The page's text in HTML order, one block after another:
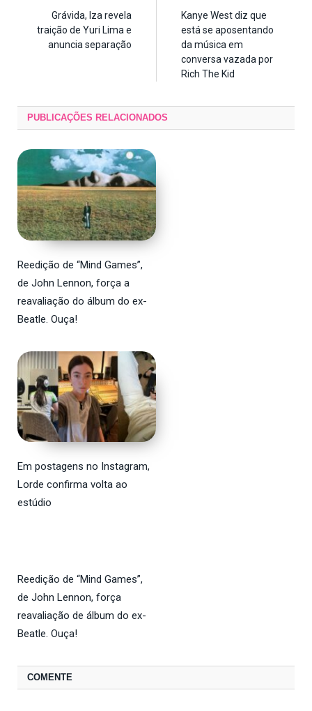
Grávida, Iza revela
traição de Yuri Lima e
anuncia separação
Kanye West diz que
está se aposentando
da música em
conversa vazada por
Rich The Kid
PUBLICAÇÕES RELACIONADOS
Reedição de “Mind Games”,
de John Lennon, força a
reavaliação do álbum do ex-
Beatle. Ouça!
Em postagens no Instagram,
Lorde confirma volta ao
estúdio
Reedição de “Mind Games”,
de John Lennon, força
reavaliação de álbum do ex-
Beatle. Ouça!
COMENTE